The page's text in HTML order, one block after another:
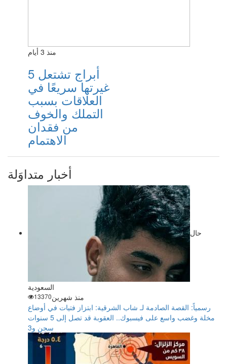
منذ 3 أيام
5 أبراج تشتعل
غيرتها سريعًا في
العلاقات بسبب
التملك والخوف
من فقدان
الاهتمام
أخبار متداوَلة
حال
السعودية
منذ شهرين13370
رسمياً: القصة الصادمة لـ شاب الشرقية: ابتزاز فتيات في أوضاع
مخلة وغضب واسع على فيسبوك.. العقوبة قد تصل إلى 5 سنوات
سجن و3